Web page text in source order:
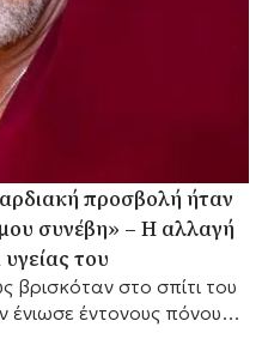
προσβολή ήταν
συνέβη» – Η αλλαγή
του
ένιωσε έντονους πόνους